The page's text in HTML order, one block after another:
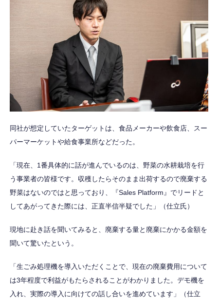
同社が想定していたターゲットは、食品メーカーや飲食店、スー
パーマーケットや給食事業所などだった。
「現在、1番具体的に話が進んでいるのは、野菜の水耕栽培を行
う事業者の皆様です。収穫したらそのまま出荷するので廃棄する
野菜はないのではと思っており、『Sales Platform』でリードと
してあがってきた際には、正直半信半疑でした」（仕立氏）
現地に赴き話を聞いてみると、廃棄する量と廃棄にかかる金額を
聞いて驚いたという。
「生ごみ処理機を導入いただくことで、現在の廃棄費用について
は3年程度で利益がもたらされることがわかりました。デモ機を
入れ、実際の導入に向けての話し合いを進めています」（仕立